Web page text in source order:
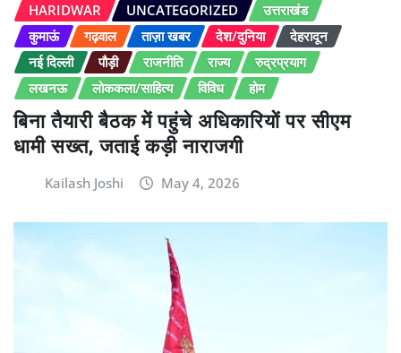
HARIDWAR UNCATEGORIZED
उत्तराखंड
कुमाऊं
गढ़वाल ताज़ा खबर देश/दुनिया
देहरादून
नई दिल्ली
पौड़ी राजनीति राज्य
रुद्रप्रयाग
लखनऊ
लोककला/साहित्य विविध होम
बिना तैयारी बैठक में पहुंचे अधिकारियों पर सीएम
धामी सख्त, जताई कड़ी नाराजगी
Kailash Joshi May 4, 2026